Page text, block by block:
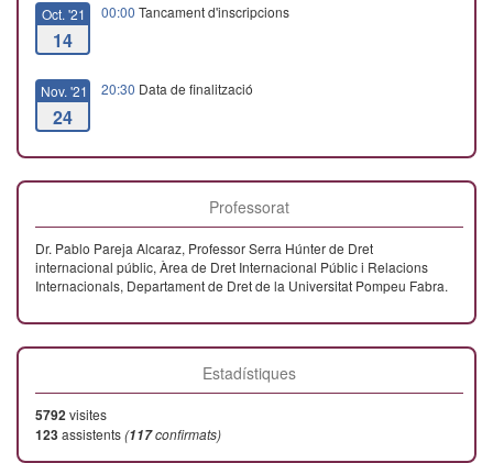
Oct. '21
14
00:00 Tancament d'inscripcions
Nov. '21
24
20:30 Data de finalització
Professorat
Dr. Pablo Pareja Alcaraz, Professor Serra Húnter de Dret
internacional públic, Àrea de Dret Internacional Públic i Relacions
Internacionals, Departament de Dret de la Universitat Pompeu Fabra.
Estadístiques
5792 visites
123assistents(117confirmats)